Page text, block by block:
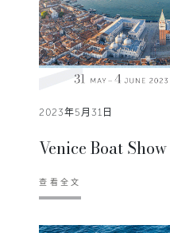
2023年5月31日
Venice Boat
查看全文